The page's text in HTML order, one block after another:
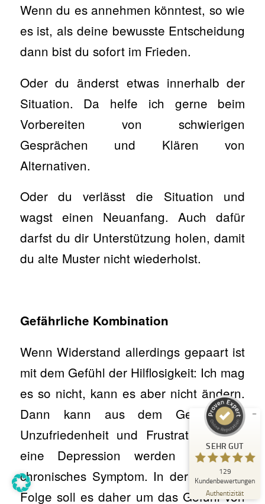
Wenn du es annehmen könntest, so wie
es ist, als deine bewusste Entscheidung
dann bist du sofort im Frieden.
Oder du änderst etwas innerhalb der
Situation. Da helfe ich gerne beim
Vorbereiten von schwierigen
Gesprächen und Klären von
Alternativen.
Oder du verlässt die Situation und
wagst einen Neuanfang. Auch dafür
darfst du dir Unterstützung holen, damit
du alte Muster nicht wiederholst.
Gefährliche Kombination
Wenn Widerstand allerdings gepaart ist
mit dem Gefühl der Hilflosigkeit: Ich mag
es so nicht, kann es aber nicht ändern.
Dann kann aus dem Gefühl der
Unzufriedenheit und Frustration sogar
eine Depression werden oder ein
chronisches Symptom. In der nächsten
Folge soll es daher um das Gefühl von
SEHR GUT
129
Kundenbewertungen
Authentizität
100
%
ProvenExpert.com
SEHR GUT
4,89
/
5,00
23
Bewertungen auf
ProvenExpert.com
106
Bewertungen von
3
anderen Quellen
Blick aufs ProvenExpert-Profil werfen
15.04.2026